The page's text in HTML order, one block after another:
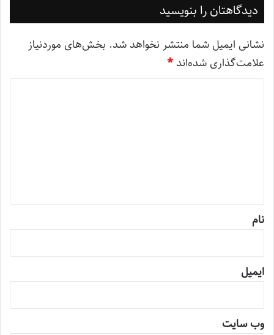
دیدگاهتان را بنویسید
نشانی ایمیل شما منتشر نخواهد شد. بخش‌های موردنیاز
علامت‌گذاری شده‌اند *
نام
ایمیل
وب‌ سایت